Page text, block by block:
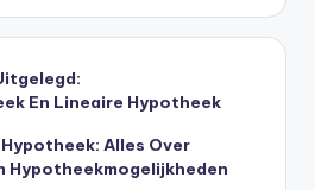
En Lineaire Hypotheek
Alles Over
Hypotheekmogelijkheden